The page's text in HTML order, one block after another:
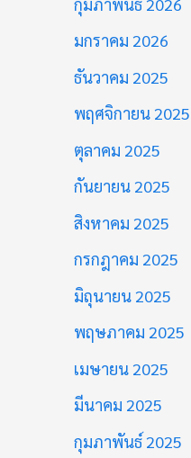
มกราคม 2026
ธันวาคม 2025
พฤศจิกายน 2025
ตุลาคม 2025
กันยายน 2025
สิงหาคม 2025
กรกฎาคม 2025
มิถุนายน 2025
พฤษภาคม 2025
เมษายน 2025
มีนาคม 2025
กุมภาพันธ์ 2025